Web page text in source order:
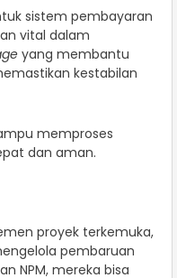
sistem pembayaran
vital dalam
yang membantu
kestabilan
memproses
dan aman.
proyek terkemuka,
pembaruan
NPM, mereka bisa